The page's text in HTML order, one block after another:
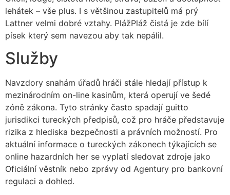
lehátek – vše plus. I s většinou zastupitelů má prý
Lattner velmi dobré vztahy. PlážPláž čistá je zde bílí
písek který sem navezou aby tak nepálil.
Služby
Navzdory snahám úřadů hráči stále hledají přístup k
mezinárodním on-line kasinům, která operují ve šedé
zóně zákona. Tyto stránky často spadají guitto
jurisdikci tureckých předpisů, což pro hráče představuje
rizika z hlediska bezpečnosti a právních možností. Pro
aktuální informace o tureckých zákonech týkajících se
online hazardních her se vyplatí sledovat zdroje jako
Oficiální věstník nebo zprávy od Agentury pro bankovní
regulaci a dohled.